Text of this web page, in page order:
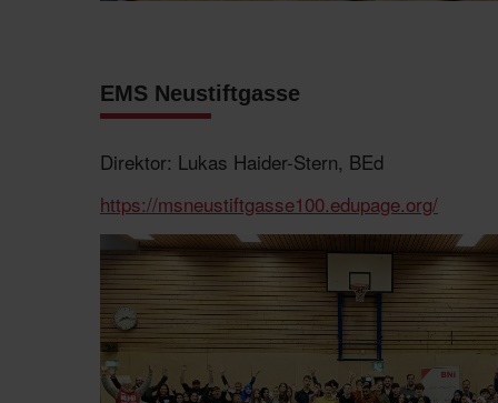
EMS Neustiftgasse
Direktor: Lukas Haider-Stern, BEd
https://msneustiftgasse100.edupage.org/